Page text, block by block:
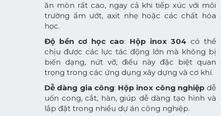
ăn mòn rất cao, ngay cả khi tiếp xúc với môi
trường ẩm ướt, axit nhẹ hoặc các chất hóa
học.
Độ bền cơ học cao: Hộp inox 304 có thể
chịu được các lực tác động lớn mà không bị
biến dạng, nứt vỡ, điều này đặc biệt quan
trọng trong các ứng dụng xây dựng và cơ khí.
Dễ dàng gia công: Hộp inox công nghiệp dễ
uốn cong, cắt, hàn, giúp dễ dàng tạo hình và
lắp đặt trong nhiều dự án công nghiệp.